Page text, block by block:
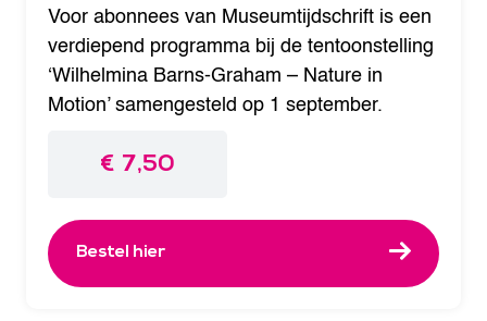
Voor abonnees van Museumtijdschrift is een
verdiepend programma bij de tentoonstelling
‘Wilhelmina Barns-Graham – Nature in
Motion’ samengesteld op 1 september.
€ 7,50
Bestel hier